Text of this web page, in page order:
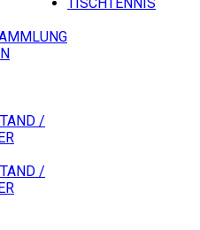
/
/
TISCHTENNIS